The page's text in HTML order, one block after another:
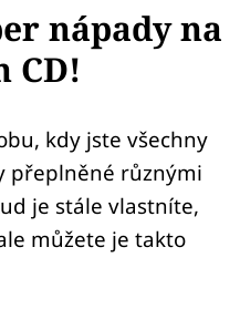
nápady na
CD!
kdy jste všechny
přeplněné různými
je stále vlastníte,
můžete je takto